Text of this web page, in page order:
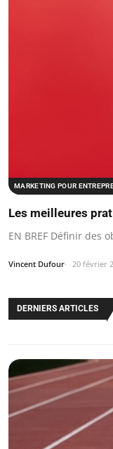
MARKETING POUR
Les meilleures
EN BREF Définir des
Vincent Dufour 20 février
DERNIERS ARTICLES